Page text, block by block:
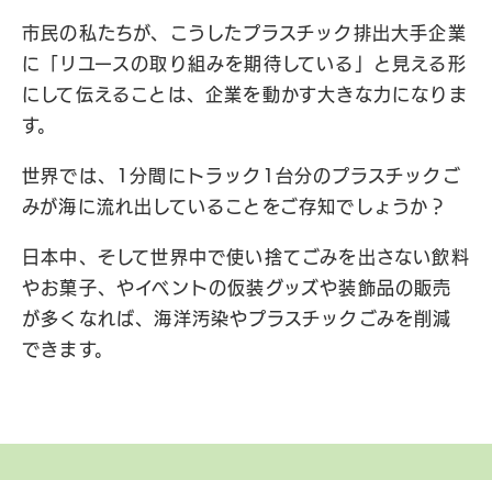
市民の私たちが、こうしたプラスチック排出大手企業
に「リユースの取り組みを期待している」と見える形
にして伝えることは、企業を動かす大きな力になりま
す。
世界では、1分間にトラック1台分のプラスチックご
みが海に流れ出していることをご存知でしょうか？
日本中、そして世界中で使い捨てごみを出さない飲料
やお菓子、やイベントの仮装グッズや装飾品の販売
が多くなれば、海洋汚染やプラスチックごみを削減
できます。